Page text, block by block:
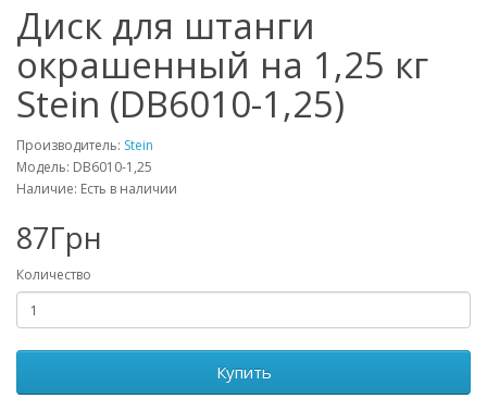
Диск для штанги
окрашенный на 1,25 кг
Stein (DB6010-1,25)
Производитель: Stein
Модель: DB6010-1,25
Наличие: Есть в наличии
87Грн
Количество
Купить